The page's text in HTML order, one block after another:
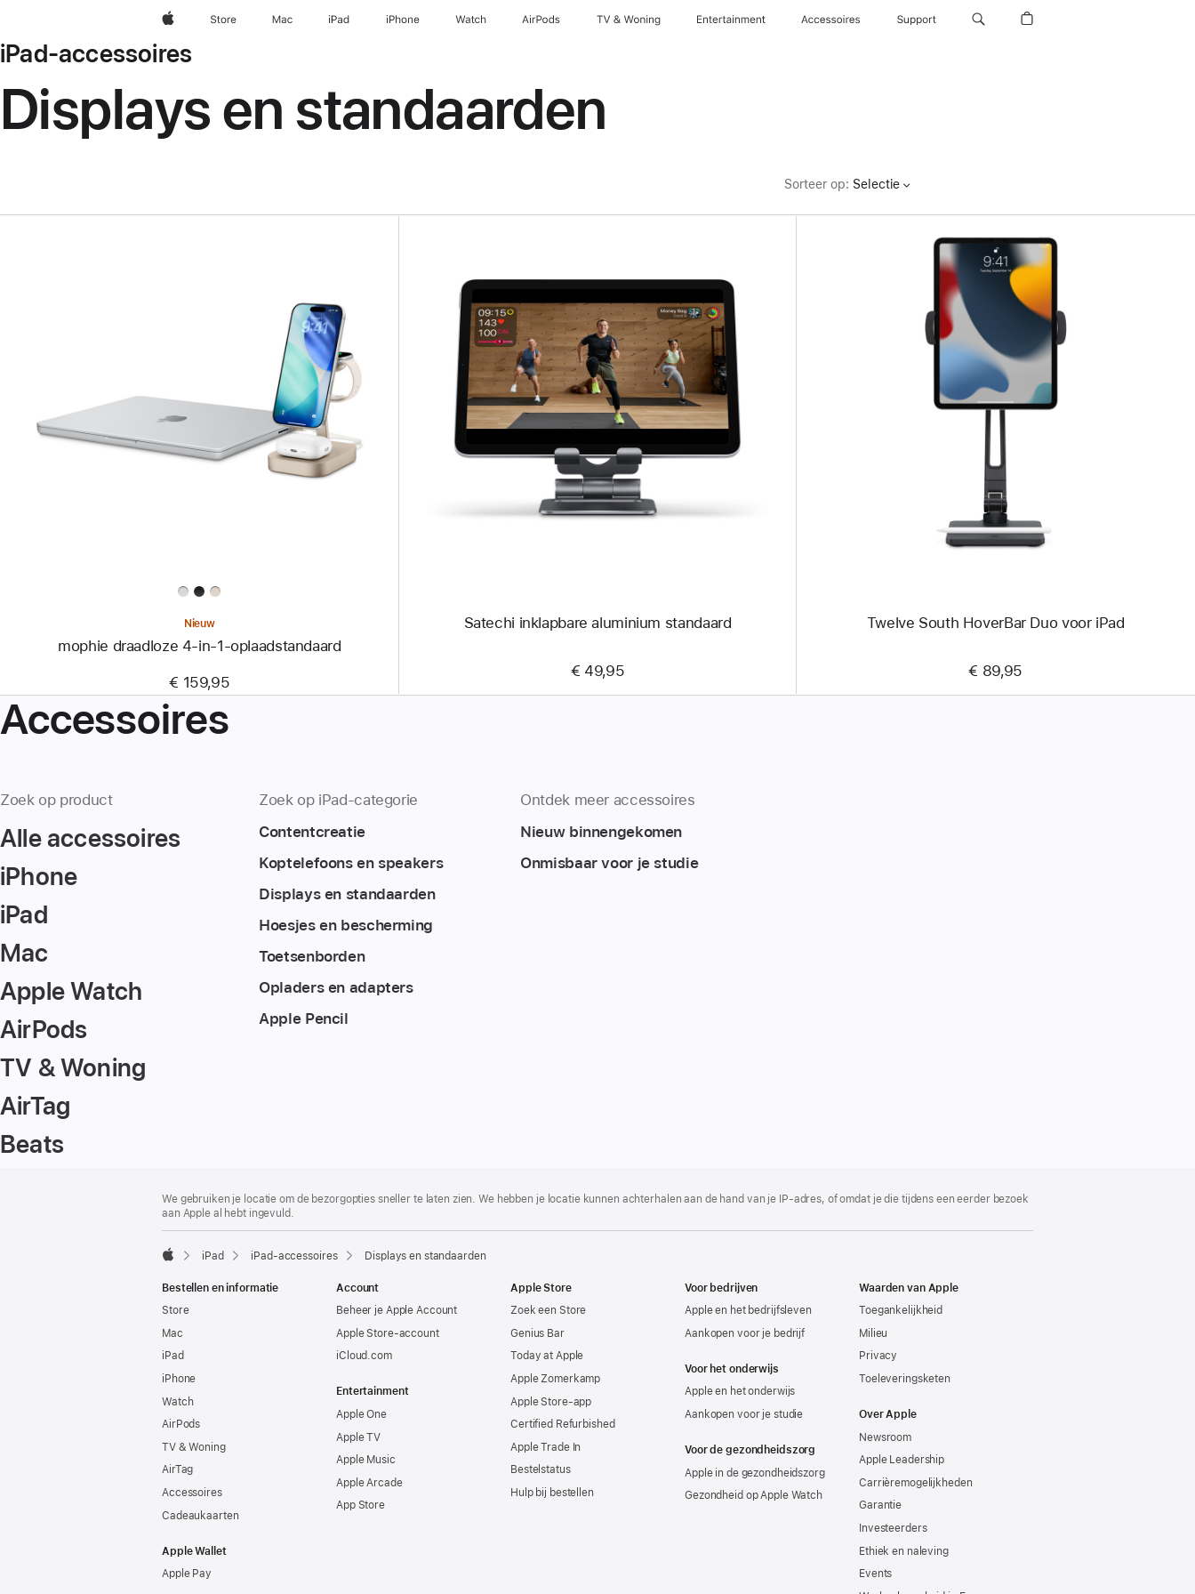
AppleStore Mac iPad iPhone Watch AirPods TV & Woning Entertainment Accessoires Support
iPad-accessoires
Displays en standaarden
Sorteer op: Selectie
mophie
draadloze
4-
Nieuw
mophie draadloze 4-in-1-oplaadstandaard
€ 159,95
Vorige
Afbeelding
-
Satechi
inklapbare
aluminium
standaard
Satechi inklapbare aluminium standaard
€ 49,95
Vorige
Afbeelding
-
Twelve
South
HoverBar
Duo
voor
iPad
Twelve South HoverBar Duo voor iPad
€ 89,95
Accessoires
Zoek op product
Alle accessoires
iPhone
iPad
Mac
Apple Watch
AirPods
TV & Woning
AirTag
Beats
Zoek op iPad-categorie
Content­creatie
Koptelefoons en speakers
Displays en standaarden
Hoesjes en bescherming
Toetsenborden
Opladers en adapters
Apple Pencil
Ontdek meer accessoires
Nieuw binnengekomen
Onmisbaar voor je studie
We gebruiken je locatie om de bezorgopties sneller te laten zien. We hebben je locatie kunnen achterhalen aan de hand van je IP-adres, of omdat je die tijdens een eerder bezoek
aan Apple al hebt ingevuld.
iPad iPad-accessoires Displays en standaarden
Bestellen en informatie
Store
Mac
iPad
iPhone
Watch
AirPods
TV & Woning
AirTag
Accessoires
Cadeaukaarten
Apple Wallet
Apple Pay
Account
Beheer je Apple Account
Apple Store-account
iCloud.com
Entertainment
Apple One
Apple TV
Apple Music
Apple Arcade
App Store
Apple Store
Zoek een Store
Genius Bar
Today at Apple
Apple Zomerkamp
Apple Store-app
Certified Refurbished
Apple Trade In
Bestelstatus
Hulp bij bestellen
Voor bedrijven
Apple en het bedrijfsleven
Aankopen voor je bedrijf
Voor het onderwijs
Apple en het onderwijs
Aankopen voor je studie
Voor de gezondheidszorg
Apple in de gezondheidszorg
Gezondheid op Apple Watch
Waarden van Apple
Toegankelijkheid
Milieu
Privacy
Toeleveringsketen
Over Apple
Newsroom
Apple Leadership
Carrièremogelijkheden
Garantie
Investeerders
Ethiek en naleving
Events